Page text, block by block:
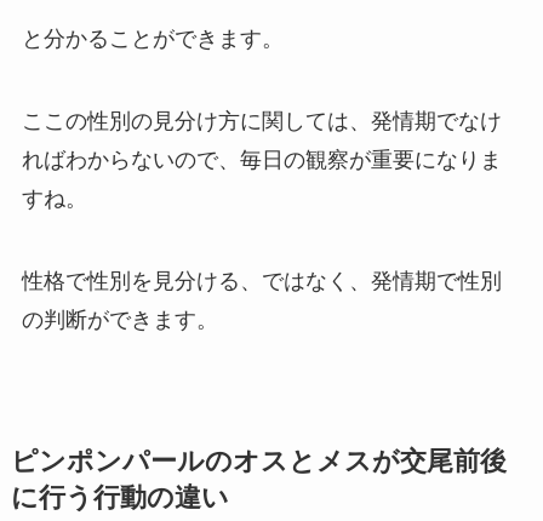
と分かることができます。
ここの性別の見分け方に関しては、発情期でなけ
ればわからないので、毎日の観察が重要になりま
すね。
性格で性別を見分ける、ではなく、発情期で性別
の判断ができます。
ピンポンパールのオスとメスが交尾前後
に行う行動の違い